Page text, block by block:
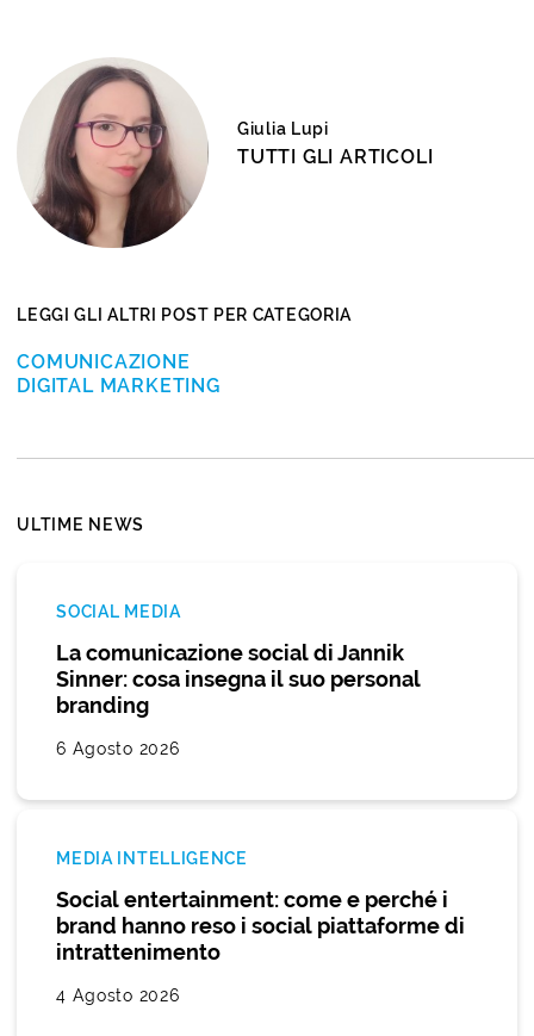
Giulia Lupi
TUTTI GLI ARTICOLI
LEGGI GLI ALTRI POST PER CATEGORIA
COMUNICAZIONE
DIGITAL MARKETING
ULTIME NEWS
SOCIAL MEDIA
La comunicazione social di Jannik
Sinner: cosa insegna il suo personal
branding
6 Agosto 2026
MEDIA INTELLIGENCE
Social entertainment: come e perché i
brand hanno reso i social piattaforme di
intrattenimento
4 Agosto 2026